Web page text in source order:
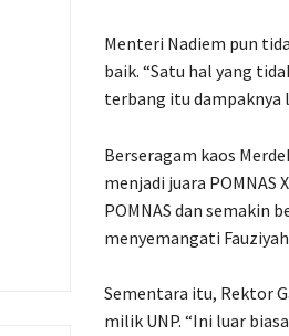
Menteri Nadiem pun
baik. “Satu hal yang
terbang itu dampaknya
Berseragam kaos
menjadi juara POMNAS
POMNAS dan semakin
menyemangati
Sementara itu, Rektor
milik UNP. “Ini luar